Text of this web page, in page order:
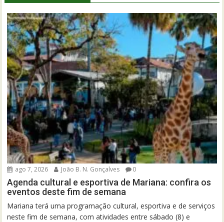
ago 7, 2026 João B. N. Gonçalves 0
Agenda cultural e esportiva de Mariana: confira os
eventos deste fim de semana
Mariana terá uma programação cultural, esportiva e de serviços
neste fim de semana, com atividades entre sábado (8) e